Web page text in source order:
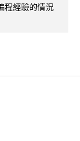
程經驗的情況